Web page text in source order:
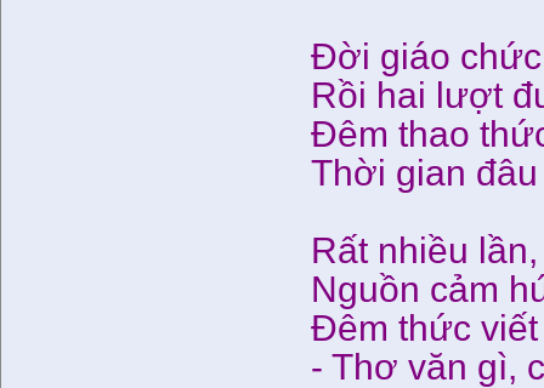
Đời giáo
Rồi hai lượt
Đêm thao
Thời gian
Rất nhiều
Nguồn cảm
Đêm thức
- Thơ văn gì,